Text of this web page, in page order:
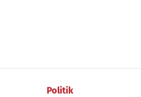
Politik